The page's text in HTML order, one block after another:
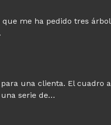
me ha pedido tres
una clienta. El cuadro
serie de…